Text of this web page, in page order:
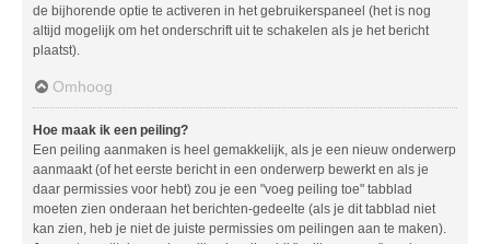
de bijhorende optie te activeren in het gebruikerspaneel (het is nog
altijd mogelijk om het onderschrift uit te schakelen als je het bericht
plaatst).
Omhoog
Hoe maak ik een peiling?
Een peiling aanmaken is heel gemakkelijk, als je een nieuw onderwerp
aanmaakt (of het eerste bericht in een onderwerp bewerkt en als je
daar permissies voor hebt) zou je een "voeg peiling toe" tabblad
moeten zien onderaan het berichten-gedeelte (als je dit tabblad niet
kan zien, heb je niet de juiste permissies om peilingen aan te maken).